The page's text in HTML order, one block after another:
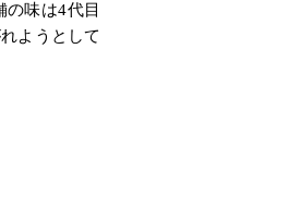
味は4代目
ようとして